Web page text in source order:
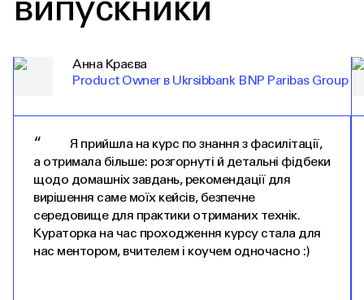
випускники
Анна Краєва
Product Owner в Ukrsibbank BNP Paribas Group
“
Я прийшла на курс по знання з фасилітації,
а отримала більше: розгорнуті й детальні фідбеки
щодо домашніх завдань, рекомендації для
вирішення саме моїх кейсів, безпечне
середовище для практики отриманих технік.
Кураторка на час проходження курсу стала для
нас ментором, вчителем і коучем одночасно :)